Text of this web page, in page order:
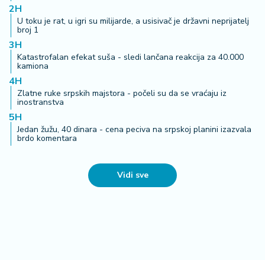
2H
U toku je rat, u igri su milijarde, a usisivač je državni neprijatelj
broj 1
3H
Katastrofalan efekat suša - sledi lančana reakcija za 40.000
kamiona
4H
Zlatne ruke srpskih majstora - počeli su da se vraćaju iz
inostranstva
5H
Jedan žužu, 40 dinara - cena peciva na srpskoj planini izazvala
brdo komentara
Vidi sve